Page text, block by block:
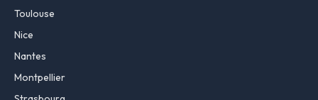
Toulouse
Nice
Nantes
Montpellier